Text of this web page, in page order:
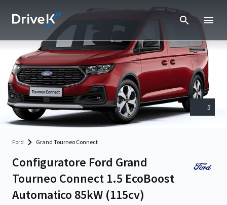
5
Ford Grand Tourneo Connect
Configuratore Ford Grand
Tourneo Connect 1.5 EcoBoost
Automatico 85kW (115cv)